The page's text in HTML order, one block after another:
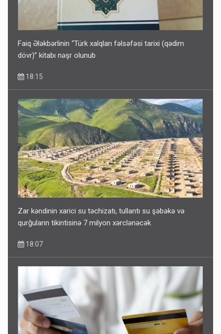
Faiq Ələkbərlinin “Türk xalqları fəlsəfəsi tarixi (qədim
dövr)” kitabı nəşr olunub
18:15
Zar kəndinin xarici su təchizatı, tullantı su şəbəkə və
qurğuların tikintisinə 7 milyon xərclənəcək
18:07